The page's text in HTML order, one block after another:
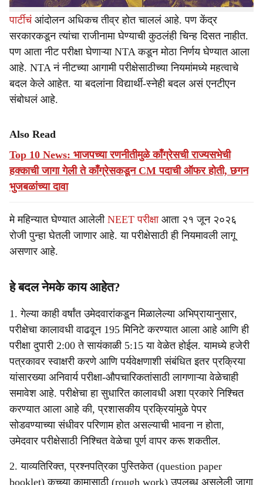
घेऊन राजीनामा देत नसल्यानं त्यांच्याविरोधातीलकॉक्रोच जनता
पार्टीचंआंदोलन अधिकच तीव्र होत चाललं आहे. पण केंद्र
सरकारकडून त्यांचा राजीनामा घेण्याची कुठलंही चिन्ह दिसत नाहीत.
पण आता नीट परीक्षा घेणाऱ्या NTA कडून मोठा निर्णय घेण्यात आला
आहे. NTA नं नीटच्या आगामी परीक्षेसाठीच्या नियमांमध्ये महत्वाचे
बदल केले आहेत. या बदलांना विद्यार्थी-स्नेही बदल असं एनटीएन
संबोधलं आहे.
Also Read
Top 10 News: भाजपच्या रणनीतीमुळे काँग्रेसची राज्यसभेची
हक्काची जागा गेली ते काँग्रेसकडून CM पदाची ऑफर होती, छगन
भुजबळांच्या दावा
मे महिन्यात घेण्यात आलेली NEET परीक्षाआता २१ जून २०२६
रोजी पुन्हा घेतली जाणार आहे. या परीक्षेसाठी ही नियमावली लागू
असणार आहे.
हे बदल नेमके काय आहेत?
1. गेल्या काही वर्षांत उमेदवारांकडून मिळालेल्या अभिप्रायानुसार,
परीक्षेचा कालावधी वाढवून 195 मिनिटे करण्यात आला आहे आणि ही
परीक्षा दुपारी 2:00 ते सायंकाळी 5:15 या वेळेत होईल. यामध्ये हजेरी
पत्रकावर स्वाक्षरी करणे आणि पर्यवेक्षणाशी संबंधित इतर प्रक्रिया
यांसारख्या अनिवार्य परीक्षा-औपचारिकतांसाठी लागणाऱ्या वेळेचाही
समावेश आहे. परीक्षेचा हा सुधारित कालावधी अशा प्रकारे निश्चित
करण्यात आला आहे की, प्रशासकीय प्रक्रियांमुळे पेपर
सोडवण्याच्या संधीवर परिणाम होत असल्याची भावना न होता,
उमेदवार परीक्षेसाठी निश्चित वेळेचा पूर्ण वापर करू शकतील.
2. याव्यतिरिक्त, प्रश्नपत्रिका पुस्तिकेत (question paper
booklet) कच्च्या कामासाठी (rough work) उपलब्ध असलेली जागा